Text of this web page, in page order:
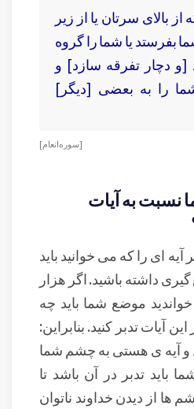
بالاى سرتان يا از زير
بفرستد يا شما را گروه
[و دچار تفرقه سازد] و
را به بعضى [ديگر]
[ سوره انعام ]
نسبت به آیات
ای را که می خوانید باید
داشته باشید. اگر هزار
موضع شما باید چه
آیات تدبر کنید. بنابراین:
و آیه ی هستی به چشم شما
باید تدبر در آن باشد تا
ها از دیدن خداوند ناتوان